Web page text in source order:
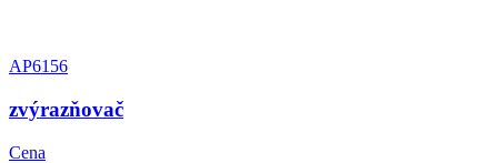
AP6156
zvýrazňovač
Cena